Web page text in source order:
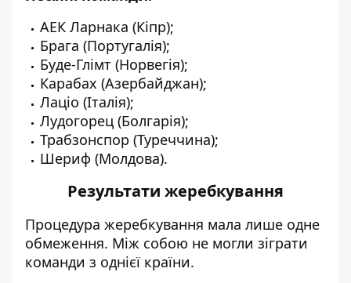
АЕК Ларнака (Кіпр);
Брага (Португалія);
Буде-Глімт (Норвегія);
Карабах (Азербайджан);
Лаціо (Італія);
Лудогорец (Болгарія);
Трабзонспор (Туреччина);
Шериф (Молдова).
Результати жеребкування
Процедура жеребкування мала лише одне
обмеження. Між собою не могли зіграти
команди з однієї країни.